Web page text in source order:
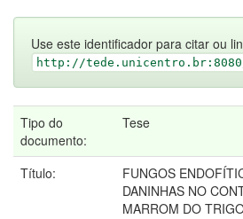
Use este identificador para citar ou
http://
Tipo do
documento:
Tese
Título:
FUNGOS
DANINHAS NO
MARROM DO